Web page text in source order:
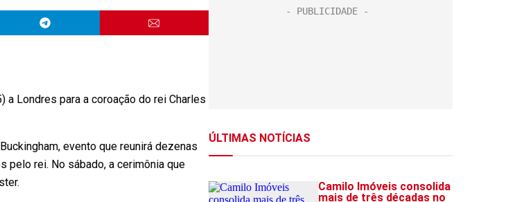
Londres para a coroação do rei Charles
evento que reunirá dezenas
pelo rei. No sábado, a cerimônia que